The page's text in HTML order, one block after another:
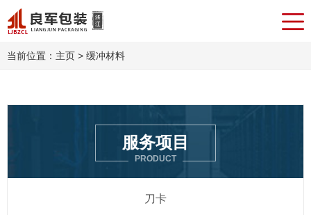
当前位置： 主页 > 缓冲材料
服务项目
PRODUCT
刀卡